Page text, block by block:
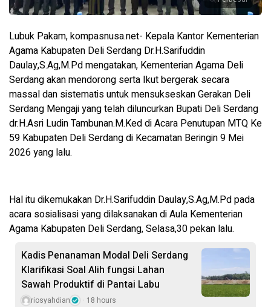
Lubuk Pakam, kompasnusa.net- Kepala Kantor Kementerian
Agama Kabupaten Deli Serdang Dr.H.Sarifuddin
Daulay,S.Ag,M.Pd mengatakan, Kementerian Agama Deli
Serdang akan mendorong serta Ikut bergerak secara
massal dan sistematis untuk mensukseskan Gerakan Deli
Serdang Mengaji yang telah diluncurkan Bupati Deli Serdang
dr.H.Asri Ludin Tambunan.M.Ked di Acara Penutupan MTQ Ke
59 Kabupaten Deli Serdang di Kecamatan Beringin 9 Mei
2026 yang lalu.
Hal itu dikemukakan Dr.H.Sarifuddin Daulay,S.Ag,M.Pd pada
acara sosialisasi yang dilaksanakan di Aula Kementerian
Agama Kabupaten Deli Serdang, Selasa,30 pekan lalu.
Kadis Penanaman Modal Deli Serdang
Klarifikasi Soal Alih fungsi Lahan
Sawah Produktif di Pantai Labu
riosyahdian 18 hours